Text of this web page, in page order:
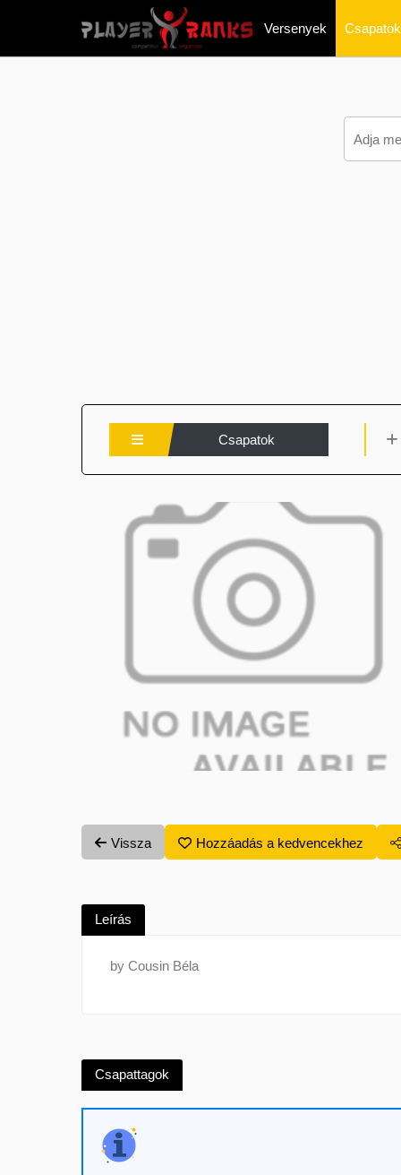
Versenyek Csapatok
Csapatok
Vissza Hozzáadás a kedvencekhez
Leírás
by Cousin Béla
Csapattagok